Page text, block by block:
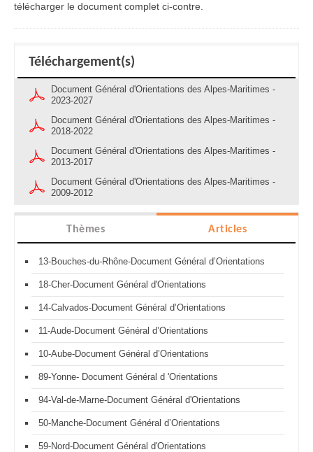
télécharger le document complet ci-contre.
Téléchargement(s)
Document Général d'Orientations des Alpes-Maritimes -
2023-2027
Document Général d'Orientations des Alpes-Maritimes -
2018-2022
Document Général d'Orientations des Alpes-Maritimes -
2013-2017
Document Général d'Orientations des Alpes-Maritimes -
2009-2012
Thèmes Articles
13-Bouches-du-Rhône-Document Général d’Orientations
18-Cher-Document Général d'Orientations
14-Calvados-Document Général d’Orientations
11-Aude-Document Général d’Orientations
10-Aube-Document Général d’Orientations
89-Yonne- Document Général d 'Orientations
94-Val-de-Marne-Document Général d'Orientations
50-Manche-Document Général d’Orientations
59-Nord-Document Général d'Orientations